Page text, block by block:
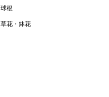
球根
草花・鉢花